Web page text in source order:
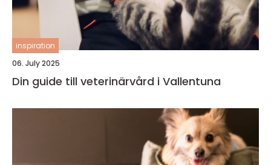
inspiration
06. July 2025
Din guide till veterinärvård i Vallentuna